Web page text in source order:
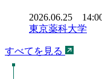
2026.06.25
東京薬科大学
すべてを見る